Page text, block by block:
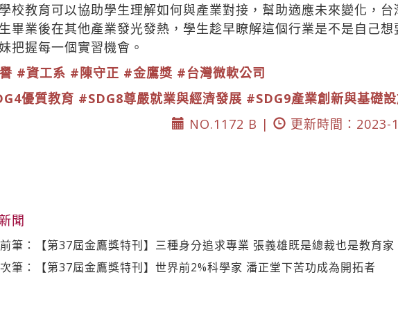
校教育可以協助學生理解如何與產業對接，幫助適應未來變化，
畢業後在其他產業發光發熱，學生趁早瞭解這個行業是不是自己
把握每一個實習機會。
#資工系 #陳守正 #金鷹獎 #台灣微軟公司
優質教育 #SDG8尊嚴就業與經濟發展 #SDG9產業創新與基礎
NO.1172 B |
更新時間：2023-
聞
前筆：【第37屆金鷹獎特刊】三種身分追求專業 張義雄既是總裁也是教育家
次筆：【第37屆金鷹獎特刊】世界前2%科學家 潘正堂下苦功成為開拓者